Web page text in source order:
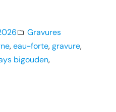
Gravures
, eau-forte, gravure,
bigouden,